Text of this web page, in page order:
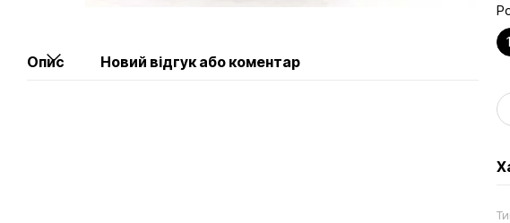
Опис Новий відгук або коментар